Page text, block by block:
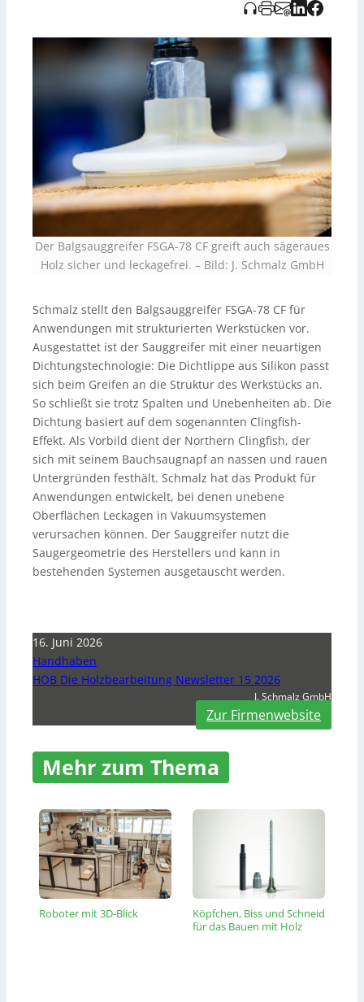
bestehenden Systemen unkompliziert austauschen.
Zudem wird erwähnt, dass die zugrunde liegende
Der Balgsauggreifer FSGA-78 CF greift auch sägeraues
Holz sicher und leckagefrei. – Bild: J. Schmalz GmbH
Schmalz stellt den Balgsauggreifer FSGA-78 CF für
Anwendungen mit strukturierten Werkstücken vor.
Ausgestattet ist der Sauggreifer mit einer neuartigen
Dichtungstechnologie: Die Dichtlippe aus Silikon passt
sich beim Greifen an die Struktur des Werkstücks an.
So schließt sie trotz Spalten und Unebenheiten ab. Die
Dichtung basiert auf dem sogenannten Clingfish-
Effekt. Als Vorbild dient der Northern Clingfish, der
sich mit seinem Bauchsaugnapf an nassen und rauen
Untergründen festhält. Schmalz hat das Produkt für
Anwendungen entwickelt, bei denen unebene
Oberflächen Leckagen in Vakuumsystemen
verursachen können. Der Sauggreifer nutzt die
Saugergeometrie des Herstellers und kann in
bestehenden Systemen ausgetauscht werden.
16. Juni 2026
Handhaben
HOB Die Holzbearbeitung Newsletter 15 2026
J. Schmalz GmbH
Zur Firmenwebsite
Mehr zum Thema
Roboter mit 3D-Blick
Köpfchen, Biss und Schneid
für das Bauen mit Holz